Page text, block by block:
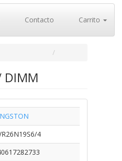
Contacto Carrito
DIMM
4